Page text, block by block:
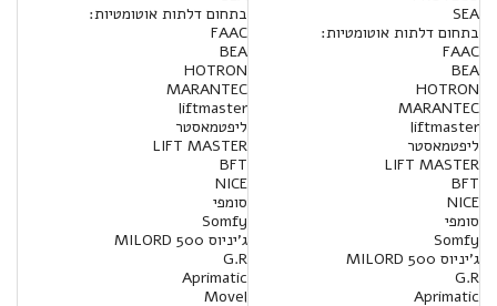
SEA
בתחום דלתות אוטומטיות:
FAAC
BEA
HOTRON
MARANTEC
liftmaster
ליפטמאסטר
LIFT MASTER
BFT
NICE
סומפי
Somfy
ג'יניוס MILORD 500
G.R
Aprimatic
בתחום דלתות אוטומטיות:
FAAC
BEA
HOTRON
MARANTEC
liftmaster
ליפטמאסטר
LIFT MASTER
BFT
NICE
סומפי
Somfy
ג'יניוס MILORD 500
G.R
Aprimatic
Movel